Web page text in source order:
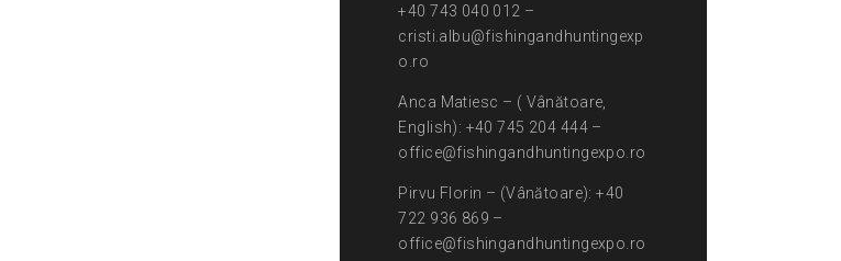
+40 743 040 012 –
cristi.albu@fishingandhuntingexp
o.ro
Anca Matiesc – ( Vânătoare,
English): +40 745 204 444 –
office@fishingandhuntingexpo.ro
Pirvu Florin – (Vânătoare): +40
722 936 869 –
office@fishingandhuntingexpo.ro